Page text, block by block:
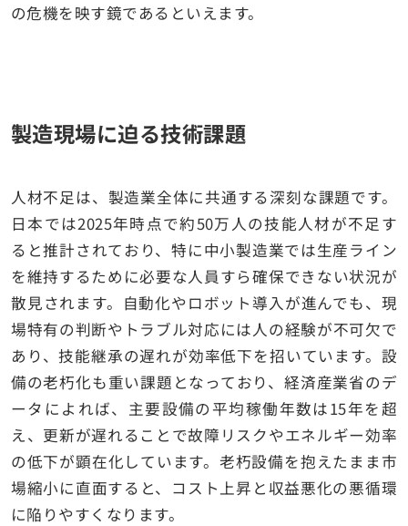
の危機を映す鏡であるといえます。
製造現場に迫る技術課題
人材不足は、製造業全体に共通する深刻な課題です。
日本では2025年時点で約50万人の技能人材が不足す
ると推計されており、特に中小製造業では生産ライン
を維持するために必要な人員すら確保できない状況が
散見されます。自動化やロボット導入が進んでも、現
場特有の判断やトラブル対応には人の経験が不可欠で
あり、技能継承の遅れが効率低下を招いています。設
備の老朽化も重い課題となっており、経済産業省のデ
ータによれば、主要設備の平均稼働年数は15年を超
え、更新が遅れることで故障リスクやエネルギー効率
の低下が顕在化しています。老朽設備を抱えたまま市
場縮小に直面すると、コスト上昇と収益悪化の悪循環
に陥りやすくなります。